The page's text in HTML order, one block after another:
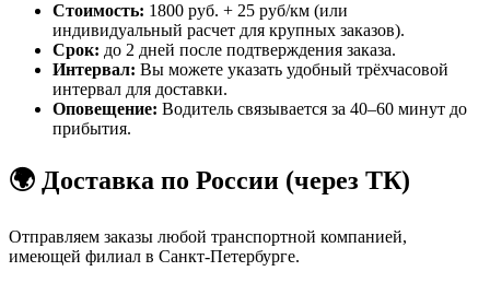
Стоимость: 1800 руб. + 25 руб/км (или
индивидуальный расчет для крупных заказов).
Срок: до 2 дней после подтверждения заказа.
Интервал: Вы можете указать удобный трёхчасовой
интервал для доставки.
Оповещение: Водитель связывается за 40–60 минут до
прибытия.
🌍 Доставка по России (через ТК)
Отправляем заказы любой транспортной компанией,
имеющей филиал в Санкт-Петербурге.